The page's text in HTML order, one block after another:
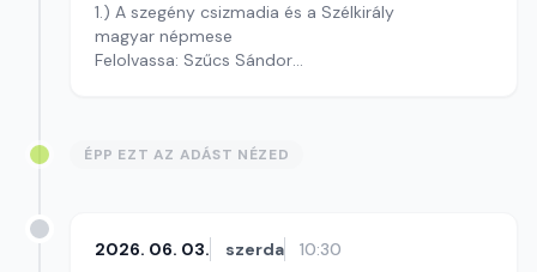
1.) A szegény csizmadia és a Szélkirály
magyar népmese
Felolvassa: Szűcs Sándor
ÉPP EZT AZ ADÁST NÉZED
2026. 06. 03. szerda 10:30